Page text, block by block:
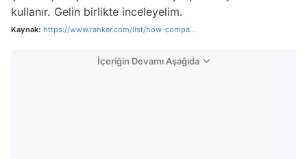
kullanır. Gelin birlikte inceleyelim.
Kaynak: https://www.ranker.com/list/how-compa...
İçeriğin Devamı Aşağıda